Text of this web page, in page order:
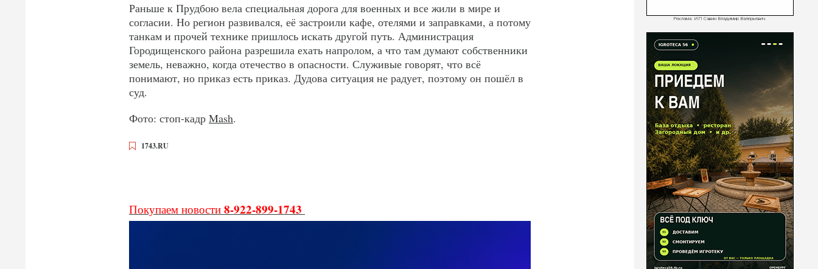
Раньше к Прудбою вела специальная дорога для военных и все жили в мире и
согласии. Но регион развивался, её застроили кафе, отелями и заправками, а потому
танкам и прочей технике пришлось искать другой путь. Администрация
Городищенского района разрешила ехать напролом, а что там думают собственники
земель, неважно, когда отечество в опасности. Служивые говорят, что всё
понимают, но приказ есть приказ. Дудова ситуация не радует, поэтому он пошёл в
суд.
Фото: стоп-кадр Mash.
1743.RU
Покупаем новости 8-922-899-1743
Реклама. ИП Савин Владимир Валерьевич